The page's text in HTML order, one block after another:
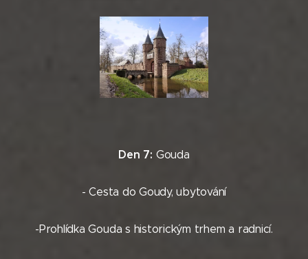
Den 7: Gouda
- Cesta do Goudy, ubytování
-Prohlídka Gouda s historickým trhem a radnicí.